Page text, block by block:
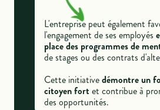
L'entreprise peut également
l'engagement de ses employés
place des programmes de
de stages ou des contrats
Cette initiativedémontre un
citoyen fort et contribue à
des opportunités.